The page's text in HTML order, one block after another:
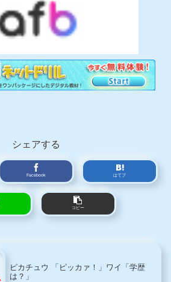
シェアする
Facebook はてブ
コピー
ピカチュウ 「ピッカァ！」ワイ「学歴
は？」